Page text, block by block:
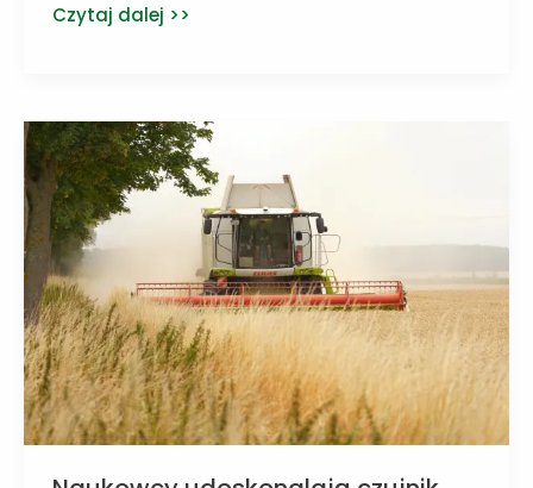
Paliwo
oznacza
braku
problemów
Czytaj dalej >>